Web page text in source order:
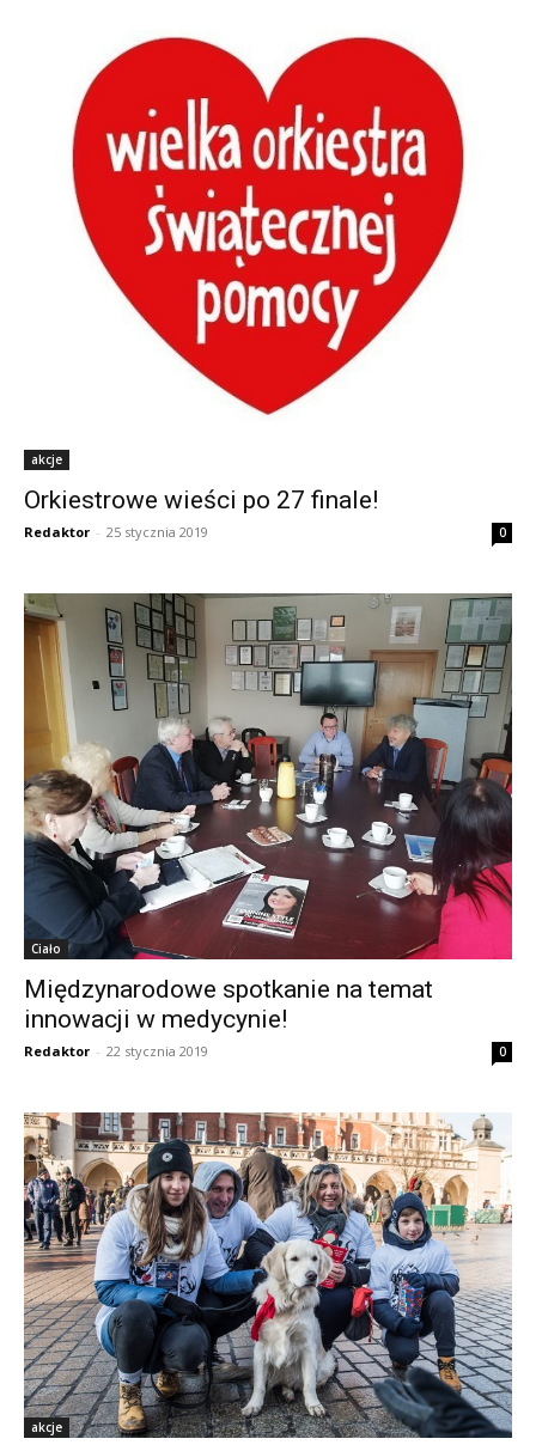
akcje
Orkiestrowe wieści po 27 finale!
Redaktor - 25 stycznia 2019 0
Ciało
Międzynarodowe spotkanie na temat
innowacji w medycynie!
Redaktor - 22 stycznia 2019 0
akcje